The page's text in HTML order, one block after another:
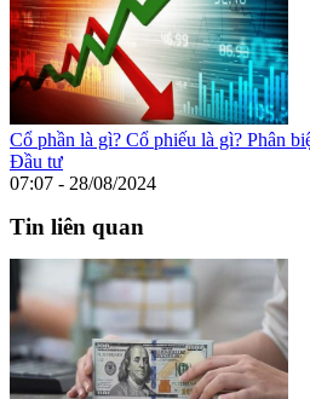
Cổ phần là gì? Cổ phiếu là gì? Phân
Đầu tư
07:07 - 28/08/2024
Tin liên quan